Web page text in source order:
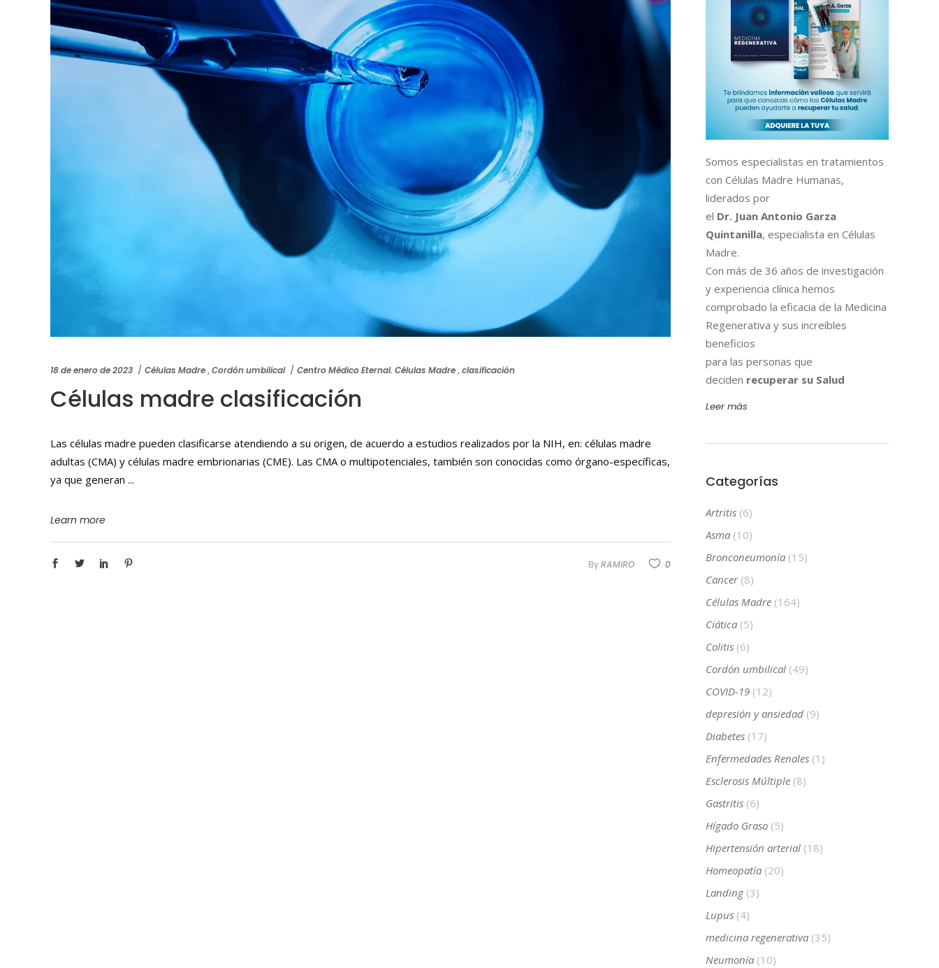
18 de enero de 2023 Células Madre,Cordón umbilical Centro Médico Eternal. Células Madre,clasificación
Células madre clasificación
Las células madre pueden clasificarse atendiendo a su origen, de acuerdo a estudios realizados por la NIH, en: células madre
adultas (CMA) y células madre embrionarias (CME). Las CMA o multipotenciales, también son conocidas como órgano-específicas,
ya que generan
Learn more
ByRAMIRO 0
Somos especialistas en tratamientos
con Células Madre Humanas,
liderados por
el Dr. Juan Antonio Garza
Quintanilla, especialista en Células
Madre.
Con más de 36 años de investigación
y experiencia clínica hemos
comprobado la eficacia de la Medicina
Regenerativa y sus increíbles
beneficios
para las personas que
deciden recuperar su Salud
Leer más
Categorías
Artritis(6)
Asma(10)
Bronconeumonía(15)
Cancer(8)
Células Madre(164)
Ciática(5)
Colitis(6)
Cordón umbilical(49)
COVID-19(12)
depresión y ansiedad(9)
Diabetes(17)
Enfermedades Renales(1)
Esclerosis Múltiple(8)
Gastritis(6)
Hígado Graso(5)
Hipertensión arterial(18)
Homeopatía(20)
Landing(3)
Lupus(4)
medicina regenerativa(35)
Neumonía(10)